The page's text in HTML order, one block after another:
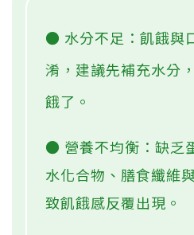
● 水分不足：飢餓與
淆，建議先補充水分
餓了。
● 營養不均衡：缺乏
水化合物、膳食纖維
致飢餓感反覆出現。